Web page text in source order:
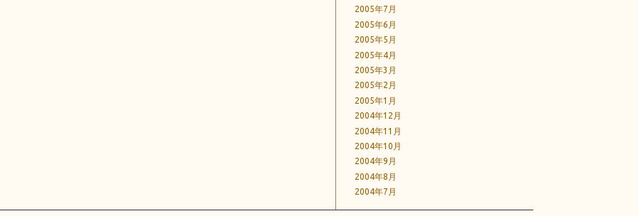
2005年7月
2005年6月
2005年5月
2005年4月
2005年3月
2005年2月
2005年1月
2004年12月
2004年11月
2004年10月
2004年9月
2004年8月
2004年7月